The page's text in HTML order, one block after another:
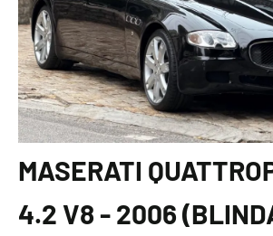
MASERATI
4.2 V8 - 2006